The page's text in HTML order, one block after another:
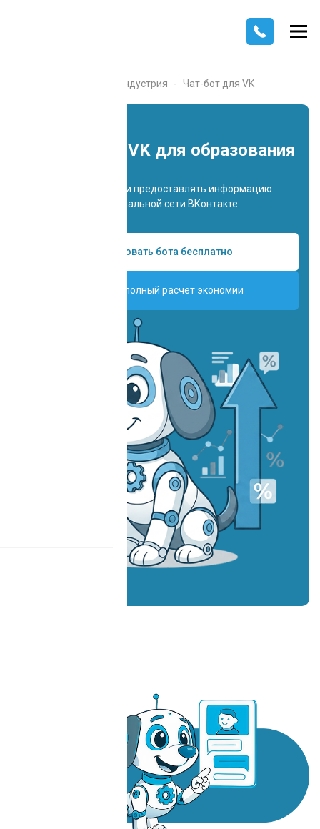
Индустрия Чат-бот для VK
Чат-бот для VK для образования
Отвечать на вопросы и предоставлять информацию
пользователям в социальной сети ВКонтакте.
Попробовать бота бесплатно
Получить полный расчет экономии